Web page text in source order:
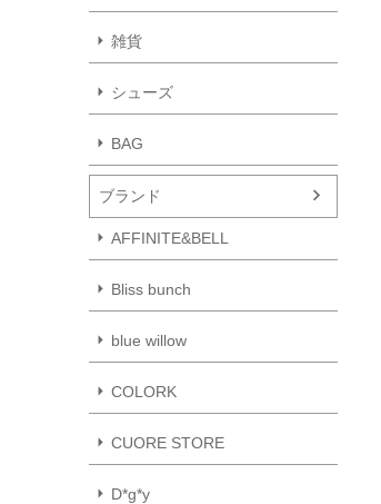
雑貨
シューズ
BAG
ブランド
AFFINITE&BELL
Bliss bunch
blue willow
COLORK
CUORE STORE
D*g*y